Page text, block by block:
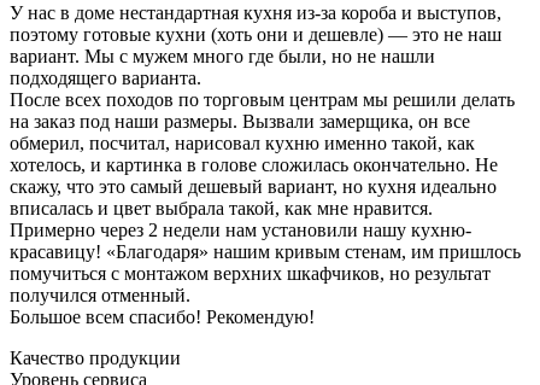
У нас в доме нестандартная кухня из-за короба и выступов,
поэтому готовые кухни (хоть они и дешевле) — это не наш
вариант. Мы с мужем много где были, но не нашли
подходящего варианта.
После всех походов по торговым центрам мы решили делать
на заказ под наши размеры. Вызвали замерщика, он все
обмерил, посчитал, нарисовал кухню именно такой, как
хотелось, и картинка в голове сложилась окончательно. Не
скажу, что это самый дешевый вариант, но кухня идеально
вписалась и цвет выбрала такой, как мне нравится.
Примерно через 2 недели нам установили нашу кухню-
красавицу! «Благодаря» нашим кривым стенам, им пришлось
помучиться с монтажом верхних шкафчиков, но результат
получился отменный.
Большое всем спасибо! Рекомендую!
Качество продукции
Уровень сервиса